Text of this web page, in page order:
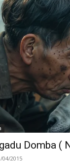
Domba (
04/2015